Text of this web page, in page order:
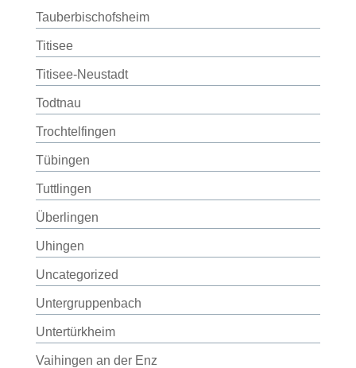
Tauberbischofsheim
Titisee
Titisee-Neustadt
Todtnau
Trochtelfingen
Tübingen
Tuttlingen
Überlingen
Uhingen
Uncategorized
Untergruppenbach
Untertürkheim
Vaihingen an der Enz